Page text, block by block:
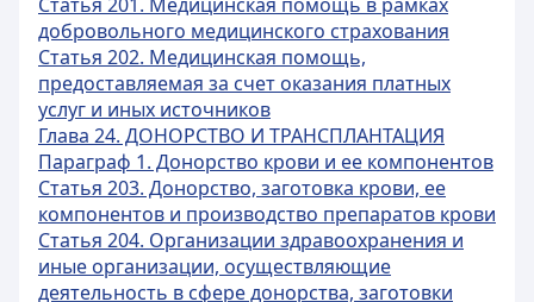
добровольного медицинского страхования
Статья 202. Медицинская помощь,
предоставляемая за счет оказания платных
услуг и иных источников
Глава 24. ДОНОРСТВО И ТРАНСПЛАНТАЦИЯ
Параграф 1. Донорство крови и ее компонентов
Статья 203. Донорство, заготовка крови, ее
компонентов и производство препаратов крови
Статья 204. Организации здравоохранения и
иные организации, осуществляющие
деятельность в сфере донорства, заготовки